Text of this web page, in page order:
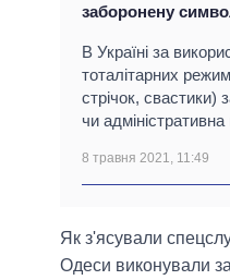
заборонену
В Україні за
тоталітарних
стрічок, свастики)
чи адміністративна
8 травня 2021, 11:49
Як з'ясували
Одеси виконували